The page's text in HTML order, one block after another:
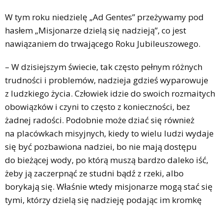
W tym roku niedzielę „Ad Gentes” przeżywamy pod
hasłem „Misjonarze dzielą się nadzieją”, co jest
nawiązaniem do trwającego Roku Jubileuszowego.
– W dzisiejszym świecie, tak często pełnym różnych
trudności i problemów, nadzieja gdzieś wyparowuje
z ludzkiego życia. Człowiek idzie do swoich rozmaitych
obowiązków i czyni to często z konieczności, bez
żadnej radości. Podobnie może dziać się również
na placówkach misyjnych, kiedy to wielu ludzi wydaje
się być pozbawiona nadziei, bo nie mają dostępu
do bieżącej wody, po którą muszą bardzo daleko iść,
żeby ją zaczerpnąć ze studni bądź z rzeki, albo
borykają się. Właśnie wtedy misjonarze mogą stać się
tymi, którzy dzielą się nadzieję podając im kromkę